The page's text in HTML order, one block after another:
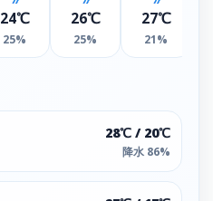
24℃
25%
26℃
25%
27℃
21%
28℃ / 20℃
降水 86%